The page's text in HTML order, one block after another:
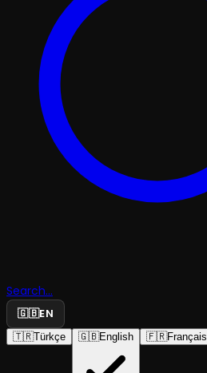
Search...
🇬🇧EN
🇹🇷Türkçe 🇬🇧English 🇫🇷Français